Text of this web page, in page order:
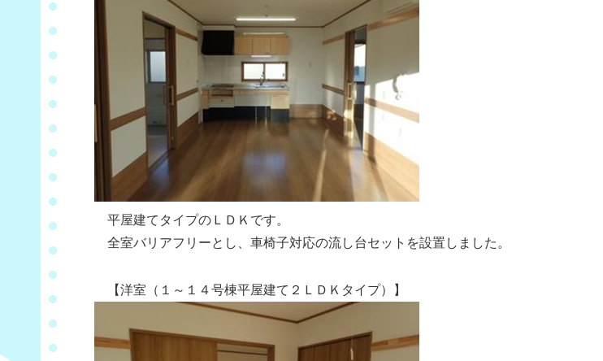
平屋建てタイプのＬＤＫです。
全室バリアフリーとし、車椅子対応の流し台セットを設置しました。
【洋室（１～１４号棟平屋建て２ＬＤＫタイプ）】